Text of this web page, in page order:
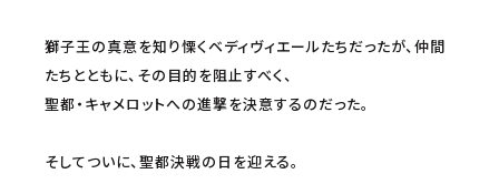
獅子王の真意を知り慄くベディヴィエールたちだったが、仲間
たちとともに、その目的を阻止すべく、
聖都・キャメロットへの進撃を決意するのだった。
そしてついに、聖都決戦の日を迎える。